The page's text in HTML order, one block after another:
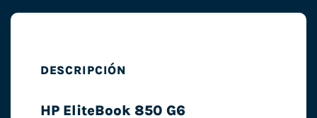
DESCRIPCIÓN
HP EliteBook 850 G6